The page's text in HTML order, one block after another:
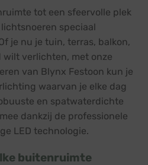
tot een sfeervolle plek
speciaal
je nu je tuin, terras, balkon,
verlichten, met onze
van Blynx Festoon kun je
waarvan je elke dag
en spatwaterdichte
dankzij de professionele
LED technologie.
buitenruimte